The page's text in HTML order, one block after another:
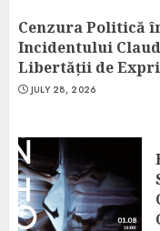
Cenzura Politică
Incidentului
Libertății de
JULY 28, 2026